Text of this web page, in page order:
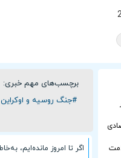
برچسب‌های مهم خبری:
#جنگ روسیه و اوکراین